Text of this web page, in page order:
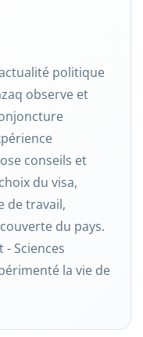
politique
observe et
conseils et
du visa,
de travail,
du pays.
Sciences
la vie de